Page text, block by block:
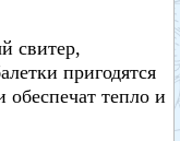
свитер,
пригодятся
тепло и